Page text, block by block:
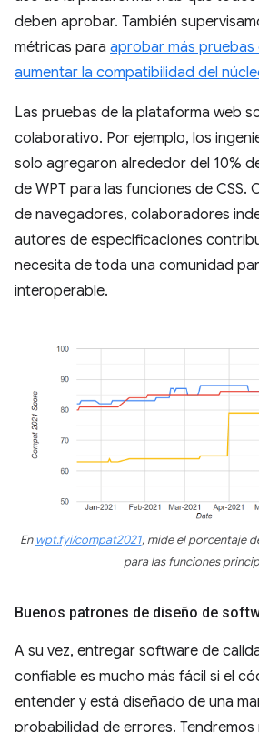
deben aprobar. También
métricas para aprobar más pruebas
aumentar la compatibilidad del
Las pruebas de la plataforma web
colaborativo. Por ejemplo, los
solo agregaron alrededor del 10%
de WPT para las funciones de CSS.
de navegadores, colaboradores
autores de especificaciones
necesita de toda una comunidad
interoperable.
Enwpt.fyi/compat2021, mide el porcentaje
para las funciones
Buenos patrones de diseño de
A su vez, entregar software de
confiable es mucho más fácil si el
entender y está diseñado de una
probabilidad de errores. Tendremos